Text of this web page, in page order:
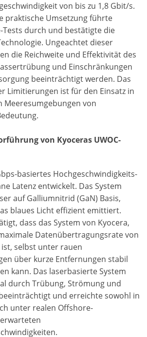
von bis zu 1,8 Gbit/s.
praktische Umsetzung führte
Tests durch und bestätigte die
Ungeachtet dieser
die Reichweite und Effektivität des
und Einschränkungen
beeinträchtigt werden. Das
Limitierungen ist für den Einsatz in
Meeresumgebungen von
von Kyoceras UWOC-
basiertes Hochgeschwindigkeits-
Latenz entwickelt. Das System
auf Galliumnitrid (GaN) Basis,
blaues Licht effizient emittiert.
dass das System von Kyocera,
Datenübertragungsrate von
ist, selbst unter rauen
über kurze Entfernungen stabil
kann. Das laserbasierte System
durch Trübung, Strömung und
und erreichte sowohl in
unter realen Offshore-